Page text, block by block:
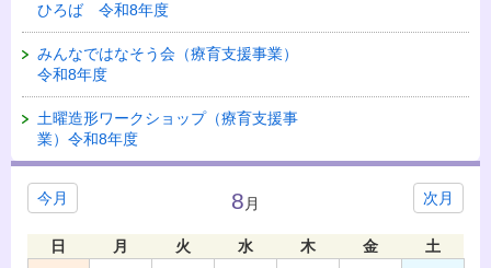
ひろば 令和8年度
みんなではなそう会（療育支援事業）
令和8年度
土曜造形ワークショップ（療育支援事
業）令和8年度
今月 次月
8 月
日 月 火 水 木 金
土